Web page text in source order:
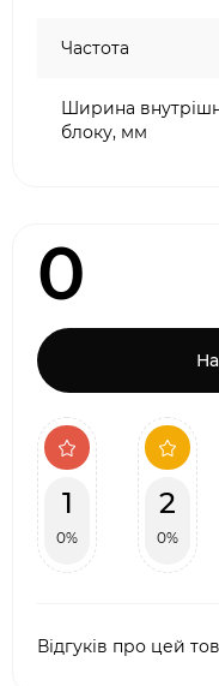
Частота
Ширина
блоку, мм
0
1
0%
2
0%
Відгуків про цей